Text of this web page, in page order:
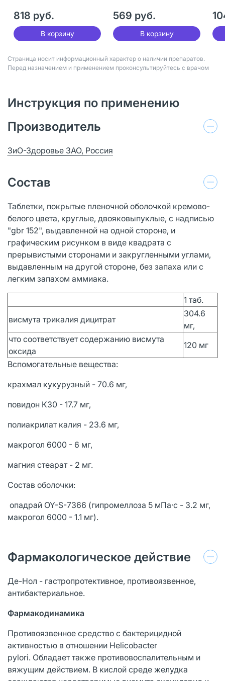
818 руб.
В корзину
569 руб.
В корзину
Страница носит информационный характер о наличии препаратов.
Перед назначением и применением проконсультируйтесь с врачом
Инструкция по применению
Производитель
ЗиО-Здоровье ЗАО, Россия
Состав
Таблетки, покрытые пленочной оболочкой кремово-
белого цвета, круглые, двояковыпуклые, с надписью
"gbr 152", выдавленной на одной стороне, и
графическим рисунком в виде квадрата с
прерывистыми сторонами и закругленными углами,
выдавленным на другой стороне, без запаха или с
легким запахом аммиака.
1 таб.
висмута трикалия дицитрат
304.6
мг,
что соответствует содержанию висмута
оксида
120 мг
Вспомогательные вещества:
крахмал кукурузный - 70.6 мг,
повидон К30 - 17.7 мг,
полиакрилат калия - 23.6 мг,
макрогол 6000 - 6 мг,
магния стеарат - 2 мг.
Состав оболочки:
опадрай OY-S-7366 (гипромеллоза 5 мПа·с - 3.2 мг,
макрогол 6000 - 1.1 мг).
Фармакологическое действие
Де-Нол - гастропротективное, противоязвенное,
антибактериальное.
Фармакодинамика
Противоязвенное средство с бактерицидной
активностью в отношении Helicobacter
pylori. Обладает также противовоспалительным и
вяжущим действием. В кислой среде желудка